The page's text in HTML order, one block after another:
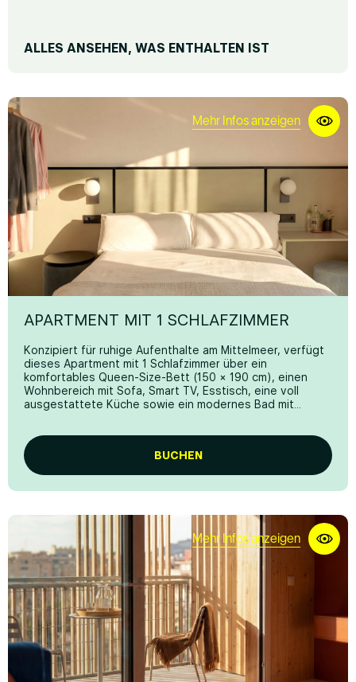
ALLES ANSEHEN, WAS ENTHALTEN IST
Sofa
Bügeleisen (auf Anfrage)
Schreibtisch für Telearbeit
Schalldichte Fenster
Heizung
Terrasse
EIGENES BADEZIMMER
Badetücher
Haartrockner
Öko-Annehmlichkeiten
KÜCHE
Amerikanische Designerküche
Ceran-Kochfeld
Mikrowelle
Wasserkocher
Willkommens-Küchen-Set
Kühlschrank
Kaffeemaschine
KONNEKTIVITÄT UND SICHERHEIT
Kostenloses Wifi
Mehr Infos anzeigen
APARTMENT MIT 1 SCHLAFZIMMER
Konzipiert für ruhige Aufenthalte am Mittelmeer, verfügt
dieses Apartment mit 1 Schlafzimmer über ein
komfortables Queen-Size-Bett (150 × 190 cm), einen
Wohnbereich mit Sofa, Smart TV, Esstisch, eine voll
ausgestattete Küche sowie ein modernes Bad mit
perfekt für ein Frühstück im Freien oder zum Entspannen
am Ende des Tages. Ideal, wenn Sie Komfort,
Nachhaltigkeit und einen gemütlichen Rückzugsort für
bearbeitete Inhalte zu Illustrationszwecken enthalten.
Die endgültigen Ansichten können leicht abweichen.
BUCHEN
Mehr Infos anzeigen